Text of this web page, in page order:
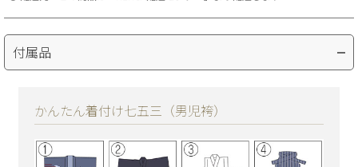
付属品
かんたん着付け七五三（男児袴）